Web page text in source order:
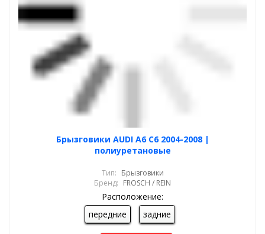
Брызговики AUDI A6 C6 2004-2008 |
полиуретановые
Тип: Брызговики
Бренд: FROSCH / REIN
Расположение:
передние
задние